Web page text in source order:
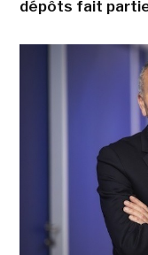
dépôts fait